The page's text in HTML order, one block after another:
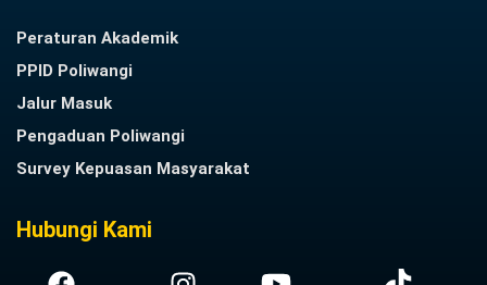
Peraturan Akademik
PPID Poliwangi
Jalur Masuk
Pengaduan Poliwangi
Survey Kepuasan Masyarakat
Hubungi Kami